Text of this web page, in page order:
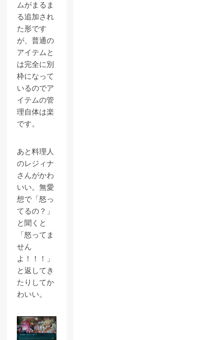
ムがまるま
る追加され
た形です
が、普通の
アイテムと
は完全に別
枠になって
いるのでア
イテムの管
理自体は楽
です。
あと料理人
のレジィナ
さんがかわ
いい。無愛
想で「怒っ
てるの？」
と聞くと
「怒ってま
せん
よ！！！」
と返してき
たりしてか
わいい。